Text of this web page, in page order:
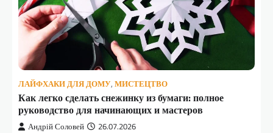
ЛАЙФХАКИ ДЛЯ ДОМУ, МИСТЕЦТВО
Как легко сделать снежинку из бумаги: полное
руководство для начинающих и мастеров
Андрій Соловей 26.07.2026